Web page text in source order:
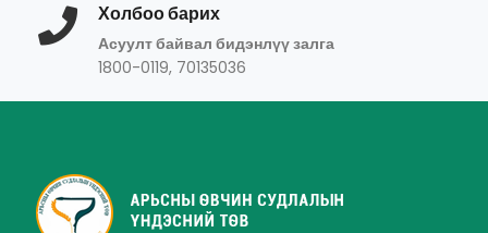
Холбоо барих
Асуулт байвал бидэнлүү залга
1800-0119, 70135036